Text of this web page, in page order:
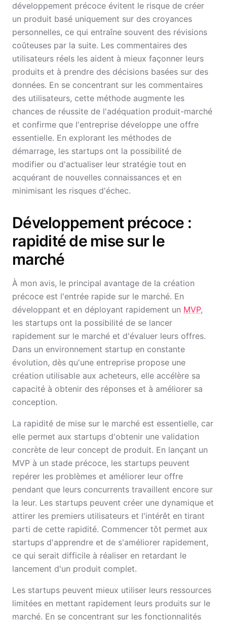
développement précoce évitent le risque de créer
un produit basé uniquement sur des croyances
personnelles, ce qui entraîne souvent des révisions
coûteuses par la suite. Les commentaires des
utilisateurs réels les aident à mieux façonner leurs
produits et à prendre des décisions basées sur des
données. En se concentrant sur les commentaires
des utilisateurs, cette méthode augmente les
chances de réussite de l'adéquation produit-marché
et confirme que l'entreprise développe une offre
essentielle. En explorant les méthodes de
démarrage, les startups ont la possibilité de
modifier ou d'actualiser leur stratégie tout en
acquérant de nouvelles connaissances et en
minimisant les risques d'échec.
Développement précoce :
rapidité de mise sur le
marché
À mon avis, le principal avantage de la création
précoce est l'entrée rapide sur le marché. En
développant et en déployant rapidement un MVP,
les startups ont la possibilité de se lancer
rapidement sur le marché et d'évaluer leurs offres.
Dans un environnement startup en constante
évolution, dès qu'une entreprise propose une
création utilisable aux acheteurs, elle accélère sa
capacité à obtenir des réponses et à améliorer sa
conception.
La rapidité de mise sur le marché est essentielle, car
elle permet aux startups d'obtenir une validation
concrète de leur concept de produit. En lançant un
MVP à un stade précoce, les startups peuvent
repérer les problèmes et améliorer leur offre
pendant que leurs concurrents travaillent encore sur
la leur. Les startups peuvent créer une dynamique et
attirer les premiers utilisateurs et l'intérêt en tirant
parti de cette rapidité. Commencer tôt permet aux
startups d'apprendre et de s'améliorer rapidement,
ce qui serait difficile à réaliser en retardant le
lancement d'un produit complet.
Les startups peuvent mieux utiliser leurs ressources
limitées en mettant rapidement leurs produits sur le
marché. En se concentrant sur les fonctionnalités